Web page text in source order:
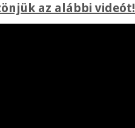
az alábbi videót!